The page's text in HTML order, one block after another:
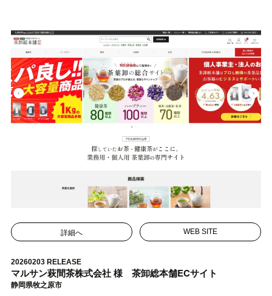
詳細へ WEB SITE
20260203 RELEASE
マルサン萩間茶株式会社 様 茶卸総本舗ECサイト
静岡県牧之原市